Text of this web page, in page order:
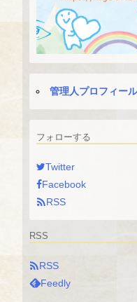
管理人プロフィール
フォローする
Twitter
Facebook
RSS
RSS
RSS
Feedly